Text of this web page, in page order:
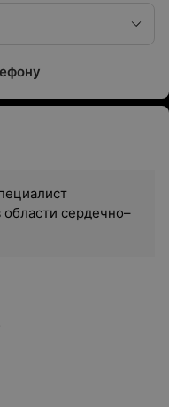
области сердечно–